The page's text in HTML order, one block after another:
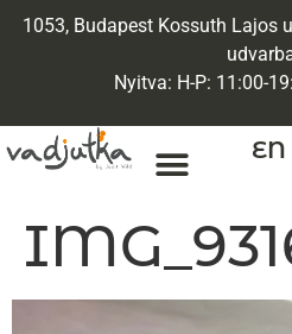
1053, Budapest Kossuth Lajos
Nyitva: H-P: 11:00-
EN